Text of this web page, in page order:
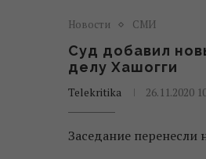
Новости СМИ
Суд добавил
делу Хашогги
Telekritika 26.11.2020
Заседание перенесли